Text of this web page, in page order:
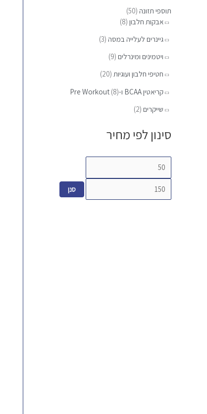
תוספי תזונה (50)
אבקות חלבון (8)
גיינרים לעלייה במסה (3)
ויטמינים ומינרלים (9)
חטיפי חלבון ועוגיות (20)
קריאטין BCAA ו-Pre Workout
(8)
שייקרים (2)
סינון לפי מחיר
ל
סנן